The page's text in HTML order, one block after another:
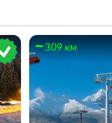
309 км